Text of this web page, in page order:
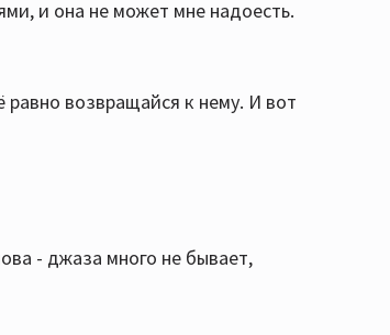
и она не может мне надоесть.
равно возвращайся к нему. И вот
- джаза много не бывает,